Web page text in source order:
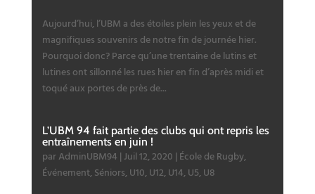
Aujourd’hui, l’UBM a des étoiles plein les yeux et de
magnifiques souvenirs de notre fin de journée hier.
Pourquoi donc? Parce qu’une trentaine de lutins et
lutines ont sillonné les rues hier en fin d’après midi et
toqué aux portes de près de...
L’UBM 94 fait partie des clubs qui ont repris les
entraînements en juin !
parAdminUBM94 | Juil 12, 2020 | École de Rugby,
Événement,Séniors,U10,U12,U14,U5,U8